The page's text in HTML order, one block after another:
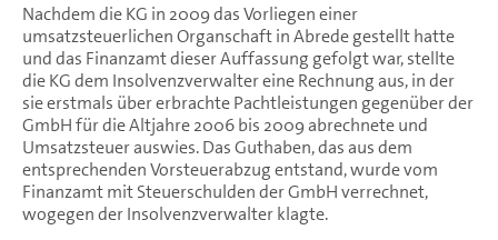
Nachdem die KG in 2009 das Vorliegen einer
umsatzsteuerlichen Organschaft in Abrede gestellt hatte
und das Finanzamt dieser Auffassung gefolgt war, stellte
die KG dem Insolvenzverwalter eine Rechnung aus, in der
sie erstmals über erbrachte Pachtleistungen gegenüber der
GmbH für die Altjahre 2006 bis 2009 abrechnete und
Umsatzsteuer auswies. Das Guthaben, das aus dem
entsprechenden Vorsteuerabzug entstand, wurde vom
Finanzamt mit Steuerschulden der GmbH verrechnet,
wogegen der Insolvenzverwalter klagte.